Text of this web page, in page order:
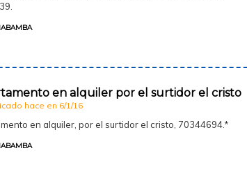
en alquiler por el surtidor el cristo
hace en 6/1/16
en alquiler, por el surtidor el cristo, 70344694.*